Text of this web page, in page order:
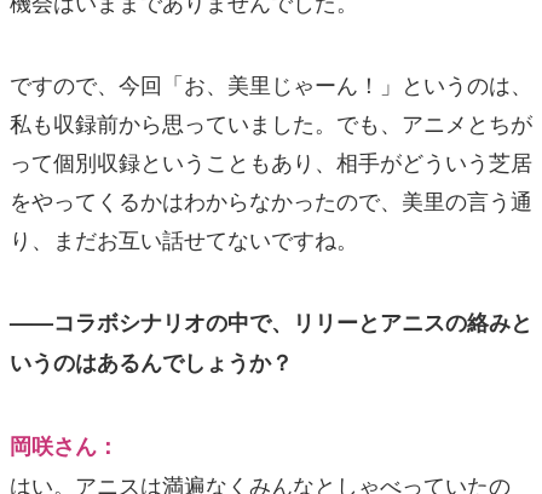
ですので、今回「お、美里じゃーん！」というのは、
私も収録前から思っていました。でも、アニメとちが
って個別収録ということもあり、相手がどういう芝居
をやってくるかはわからなかったので、美里の言う通
り、まだお互い話せてないですね。
——コラボシナリオの中で、リリーとアニスの絡みと
いうのはあるんでしょうか？
岡咲さん：
はい。アニスは満遍なくみんなとしゃべっていたの